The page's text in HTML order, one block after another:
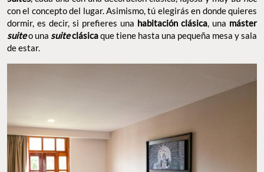
con el concepto del lugar. Asimismo, tú elegirás en donde quieres
dormir, es decir, si prefieres una habitación clásica, una máster
suiteo una suiteclásicaque tiene hasta una pequeña mesa y sala
de estar.